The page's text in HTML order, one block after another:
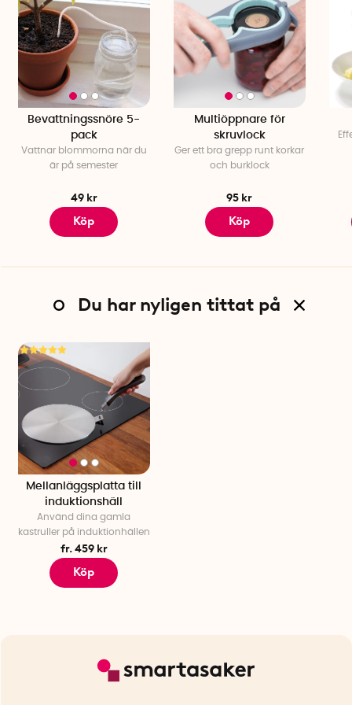
Bevattningssnöre 5-
pack
Vattnar blommorna när du
är på semester
49 kr
Köp
Multiöppnare för
skruvlock
Ger ett bra grepp runt korkar
och burklock
95 kr
Köp
Du har nyligen tittat på
Mellanläggsplatta till
induktionshäll
Använd dina gamla
kastruller på induktionhällen
fr. 459 kr
Köp